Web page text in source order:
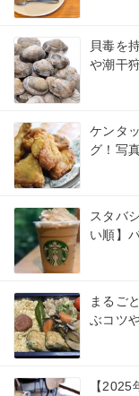
貝毒を
や潮干
ケンタ
グ！写
スタバ
い順】
まるご
ぶコツ
【